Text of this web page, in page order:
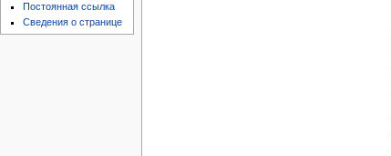
Постоянная ссылка
Сведения о странице